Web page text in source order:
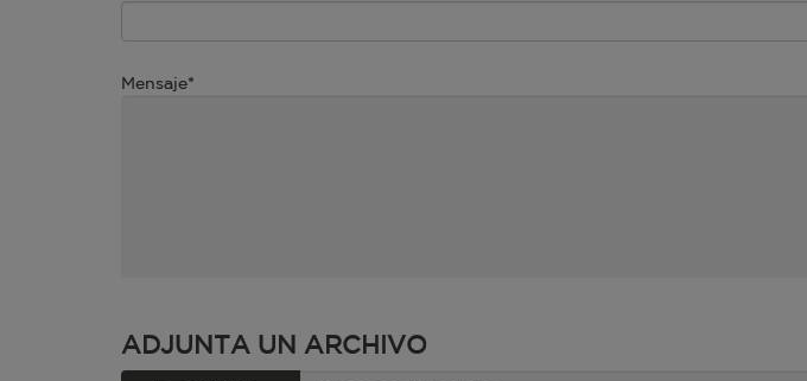
Mensaje*
ADJUNTA UN ARCHIVO